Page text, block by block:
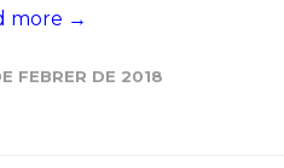
more →
FEBRER DE 2018